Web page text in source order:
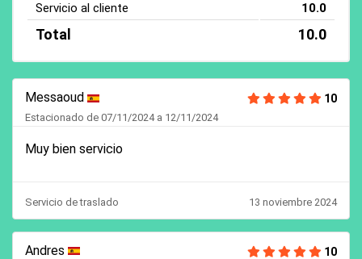
Servicio al cliente
10.0
Total 10.0
Messaoud 10
Estacionado de 07/11/2024 a 12/11/2024
Muy bien servicio
Servicio de traslado 13 noviembre 2024
Andres 10